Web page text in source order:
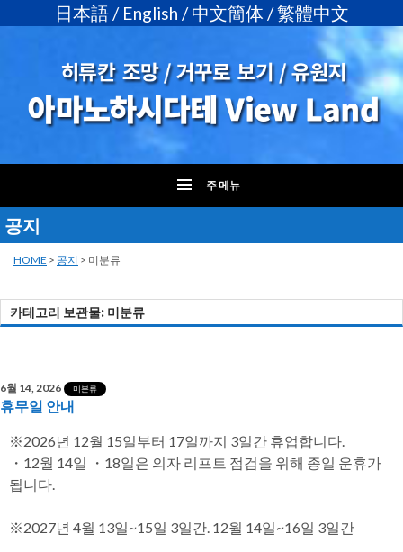
日本語/ English /中文簡体 /繁體中文
주 메뉴
컨
텐
츠
건
너
공지
HOME > 공지 > 미분류
카테고리 보관물: 미분류
6월 14, 2026 미분류
휴무일 안내
※2026년 12월 15일부터 17일까지 3일간 휴업합니다.
・12월 14일 ・18일은 의자 리프트 점검을 위해 종일 운휴가
됩니다.
※2027년 4월 13일~15일 3일간. 12월 14일~16일 3일간